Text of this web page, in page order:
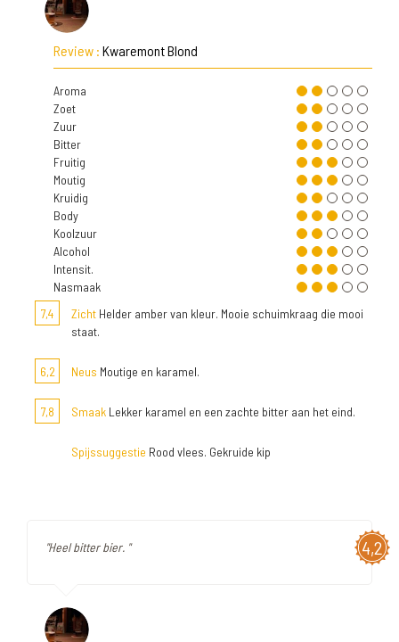
Review : Kwaremont Blond
Aroma
Zoet
Zuur
Bitter
Fruitig
Moutig
Kruidig
Body
Koolzuur
Alcohol
Intensit.
Nasmaak
7,4
Zicht Helder amber van kleur. Mooie schuimkraag die mooi
staat.
6,2 Neus Moutige en karamel.
7,8 Smaak Lekker karamel en een zachte bitter aan het eind.
Spijssuggestie Rood vlees. Gekruide kip
4,2
"Heel bitter bier. "